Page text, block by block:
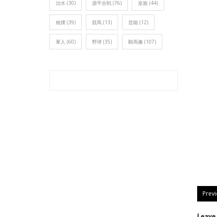
治水 (30) 源平合戦 (76) 皇族 (44)
相撲 (39) 競馬 (13) 芸能 (12)
軍人 (60) 野球 (35) 騎馬像 (107)